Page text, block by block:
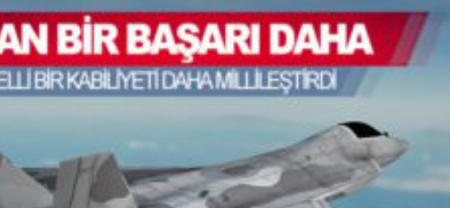
Fly Baghdad ABD yaptırım listesinden çıkarıldı
Elektrikli uçaklar Avrupa’da kısa rotalara hazırlanıyor